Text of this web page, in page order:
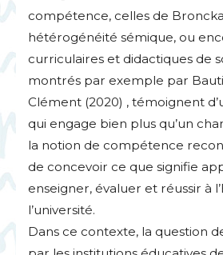
compétence, celles de
hétérogénéité sémique, ou
curriculaires et didactiques de
montrés par exemple par
Clément (2020) , témoignent
qui engage bien plus qu’un
la notion de compétence
de concevoir ce que signifie
enseigner, évaluer et réussir à
l’université.
Dans ce contexte, la question